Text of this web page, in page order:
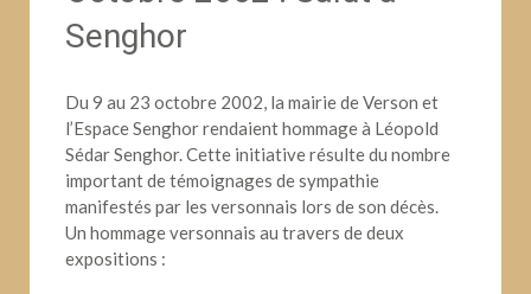
Senghor
Du 9 au 23 octobre 2002, la mairie de Verson et
l’Espace Senghor rendaient hommage à Léopold
Sédar Senghor. Cette initiative résulte du nombre
important de témoignages de sympathie
manifestés par les versonnais lors de son décès.
Un hommage versonnais au travers de deux
expositions :